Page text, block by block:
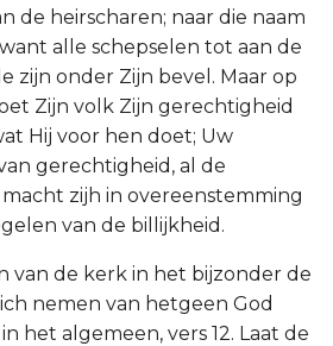
de heirscharen; naar die naam
want alle schepselen tot aan de
zijn onder Zijn bevel. Maar op
Zijn volk Zijn gerechtigheid
Hij voor hen doet; Uw
gerechtigheid, al de
zijh in overeenstemming
van de billijkheid.
van de kerk in het bijzonder de
nemen van hetgeen God
het algemeen, vers 12. Laat de